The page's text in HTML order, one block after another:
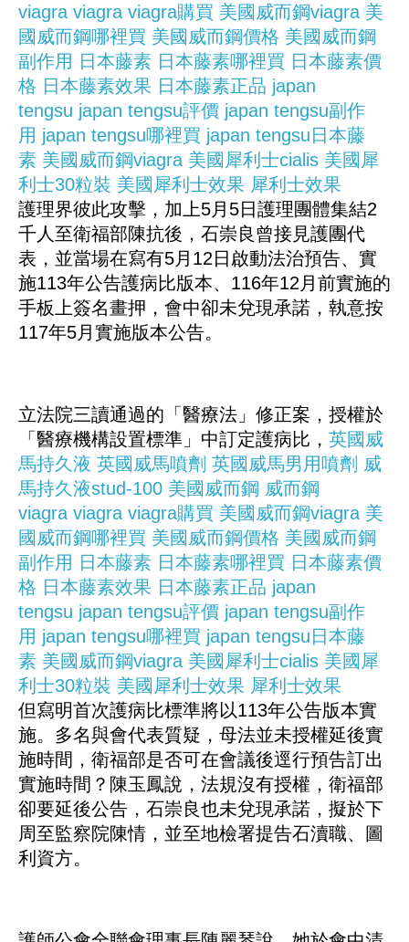
viagra viagra viagra購買 美國威而鋼viagra 美
國威而鋼哪裡買 美國威而鋼價格 美國威而鋼
副作用 日本藤素 日本藤素哪裡買 日本藤素價
格 日本藤素效果 日本藤素正品 japan
tengsu japan tengsu評價 japan tengsu副作
用 japan tengsu哪裡買 japan tengsu日本藤
素 美國威而鋼viagra 美國犀利士cialis 美國犀
利士30粒裝 美國犀利士效果 犀利士效果
護理界彼此攻擊，加上5月5日護理團體集結2
千人至衛福部陳抗後，石崇良曾接見護團代
表，並當場在寫有5月12日啟動法治預告、實
施113年公告護病比版本、116年12月前實施的
手板上簽名畫押，會中卻未兌現承諾，執意按
117年5月實施版本公告。
立法院三讀通過的「醫療法」修正案，授權於
「醫療機構設置標準」中訂定護病比， 英國威
馬持久液 英國威馬噴劑 英國威馬男用噴劑 威
馬持久液stud-100 美國威而鋼 威而鋼
viagra viagra viagra購買 美國威而鋼viagra 美
國威而鋼哪裡買 美國威而鋼價格 美國威而鋼
副作用 日本藤素 日本藤素哪裡買 日本藤素價
格 日本藤素效果 日本藤素正品 japan
tengsu japan tengsu評價 japan tengsu副作
用 japan tengsu哪裡買 japan tengsu日本藤
素 美國威而鋼viagra 美國犀利士cialis 美國犀
利士30粒裝 美國犀利士效果 犀利士效果
但寫明首次護病比標準將以113年公告版本實
施。多名與會代表質疑，母法並未授權延後實
施時間，衛福部是否可在會議後逕行預告訂出
實施時間？陳玉鳳說，法規沒有授權，衛福部
卻要延後公告，石崇良也未兌現承諾，擬於下
周至監察院陳情，並至地檢署提告石瀆職、圖
利資方。